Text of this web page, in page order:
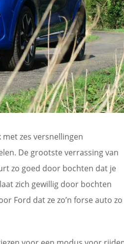
zes versnellingen
De grootste verrassing van
zo goed door bochten dat je
zich gewillig door bochten
Ford dat ze zo’n forse auto zo